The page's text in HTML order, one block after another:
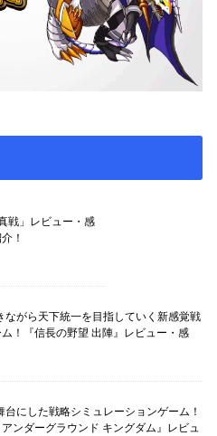
戦」レビュー・感
！
ながら天下統一を目指していく新感覚戦
！『信長の野望 出陣』レビュー・感
台にした戦略シミュレーションゲーム！
アンダーグラウンド キングダム』レビュ